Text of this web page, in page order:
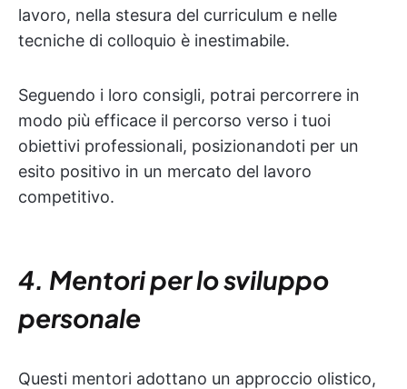
lavoro, nella stesura del curriculum e nelle
tecniche di colloquio è inestimabile.
Seguendo i loro consigli, potrai percorrere in
modo più efficace il percorso verso i tuoi
obiettivi professionali, posizionandoti per un
esito positivo in un mercato del lavoro
competitivo.
4. Mentori per lo sviluppo
personale
Questi mentori adottano un approccio olistico,